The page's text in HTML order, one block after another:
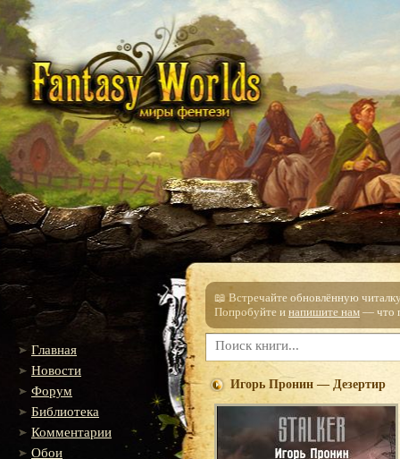
Главная
Новости
Форум
Библиотека
Комментарии
Обои
📖 Встречайте обновлённую
Попробуйте и напишите нам — что
Игорь Пронин — Дезертир